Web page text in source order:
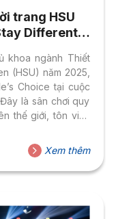
trang HSU
Different
khoa ngành Thiết
(HSU) năm 2025,
Choice tại cuộc
là sân chơi quy
thế giới, tôn vinh
phục khán giả
Leather. Stay
Leather & Hide
Xem thêm